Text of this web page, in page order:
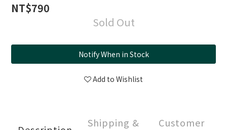
NT$790
Sold Out
Notify When in Stock
Add to Wishlist
Shipping &
Customer